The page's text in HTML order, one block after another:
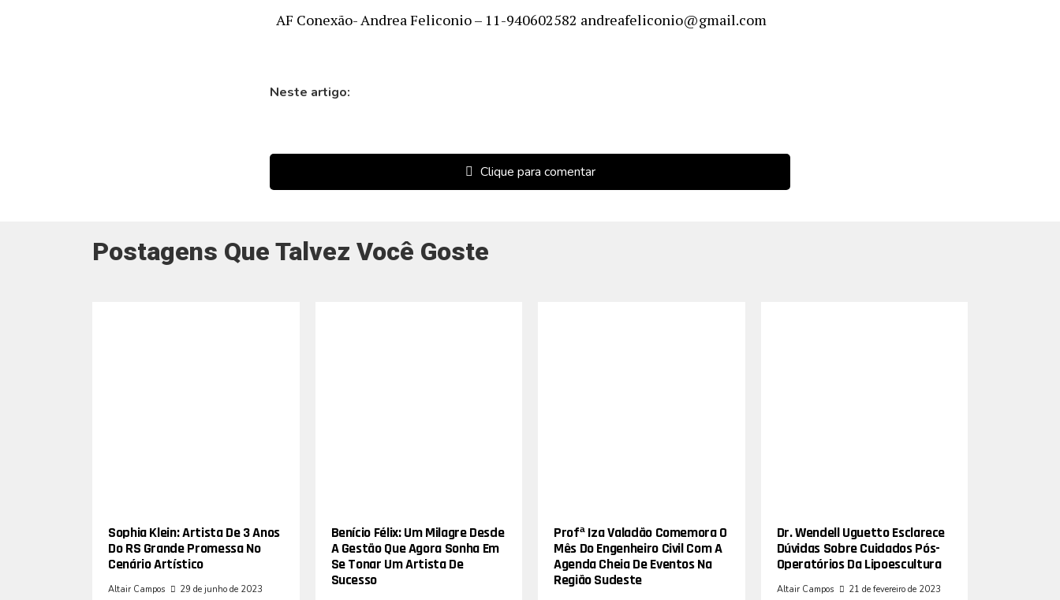
AF Conexão- Andrea Feliconio – 11-940602582 andreafeliconio@gmail.com
Neste artigo:
Clique para comentar
Postagens Que Talvez Você Goste
Sophia Klein: Artista De 3 Anos
Do RS Grande Promessa No
Cenário Artístico
Altair Campos 29 de junho de 2023
Benício Félix: Um Milagre Desde
A Gestão Que Agora Sonha Em
Se Tonar Um Artista De
Sucesso
Profª Iza Valadão Comemora O
Mês Do Engenheiro Civil Com A
Agenda Cheia De Eventos Na
Região Sudeste
Dr. Wendell Uguetto Esclarece
Dúvidas Sobre Cuidados Pós-
Operatórios Da Lipoescultura
Altair Campos 21 de fevereiro de 2023